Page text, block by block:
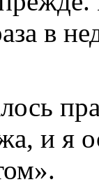
в
и я